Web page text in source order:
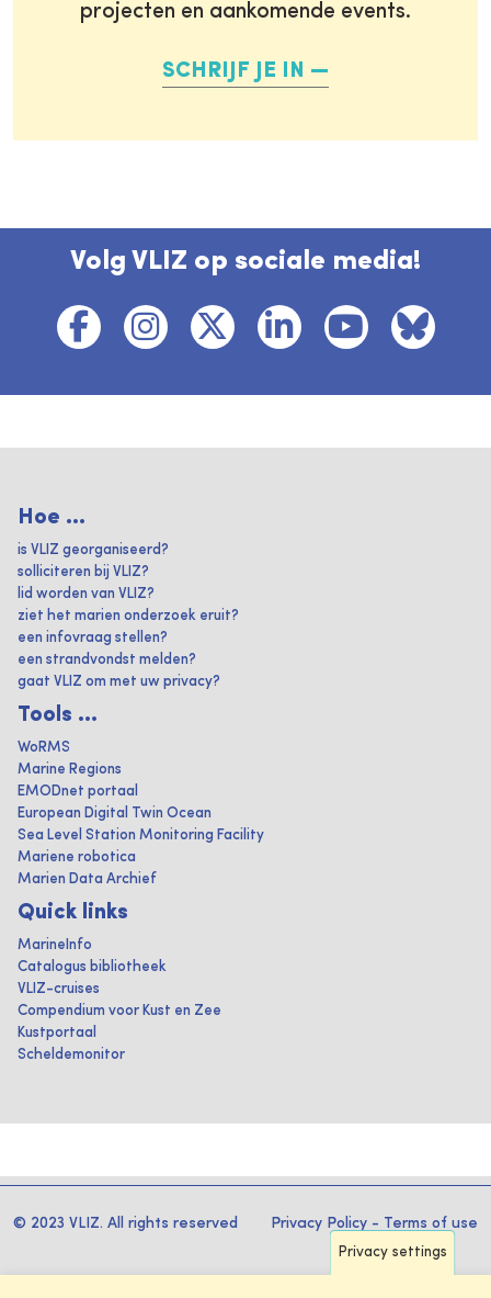
projecten en aankomende events.
SCHRIJF JE IN
Volg VLIZ op sociale media!
Hoe ...
is VLIZ georganiseerd?
solliciteren bij VLIZ?
lid worden van VLIZ?
ziet het marien onderzoek eruit?
een infovraag stellen?
een strandvondst melden?
gaat VLIZ om met uw privacy?
Tools ...
WoRMS
Marine Regions
EMODnet portaal
European Digital Twin Ocean
Sea Level Station Monitoring Facility
Mariene robotica
Marien Data Archief
Quick links
MarineInfo
Catalogus bibliotheek
VLIZ-cruises
Compendium voor Kust en Zee
Kustportaal
Scheldemonitor
© 2023 VLIZ. All rights reserved Privacy Policy - Terms of use
Privacy settings